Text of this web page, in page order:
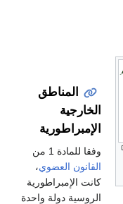
المناطق
الخارجية
الإمبراطورية
وفقا للمادة 1 من
القانون العضوي،
كانت الإمبراطورية
الروسية دولة واحدة